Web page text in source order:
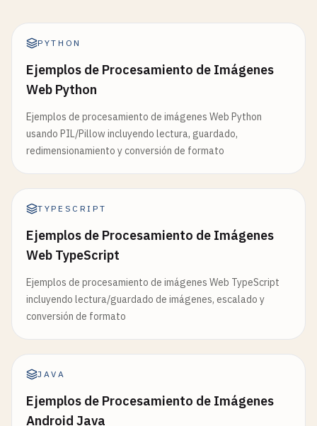
PYTHON
Ejemplos de Procesamiento de Imágenes
Web Python
Ejemplos de procesamiento de imágenes Web Python
usando PIL/Pillow incluyendo lectura, guardado,
redimensionamiento y conversión de formato
TYPESCRIPT
Ejemplos de Procesamiento de Imágenes
Web TypeScript
Ejemplos de procesamiento de imágenes Web TypeScript
incluyendo lectura/guardado de imágenes, escalado y
conversión de formato
JAVA
Ejemplos de Procesamiento de Imágenes
Android Java